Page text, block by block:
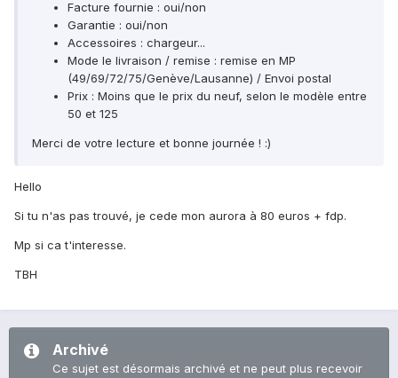
Facture fournie : oui/non
Garantie : oui/non
Accessoires : chargeur...
Mode le livraison / remise : remise en MP
(49/69/72/75/Genève/Lausanne) / Envoi postal
Prix : Moins que le prix du neuf, selon le modèle entre
50 et 125
Merci de votre lecture et bonne journée ! :)
Hello
Si tu n'as pas trouvé, je cede mon aurora à 80 euros + fdp.
Mp si ca t'interesse.
TBH
Archivé
Ce sujet est désormais archivé et ne peut plus recevoir